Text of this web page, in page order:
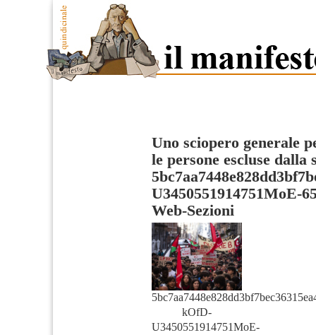
Uno sciopero generale
le persone escluse dalla
U3450551914751MoE-
Web-Sezioni
kOfD-
U3450551914751MoE-